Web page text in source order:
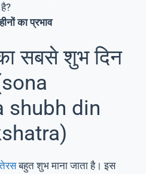
का प्रभाव
सबसे शुभ दिन
shubh din
बहुत शुभ माना जाता है। इस